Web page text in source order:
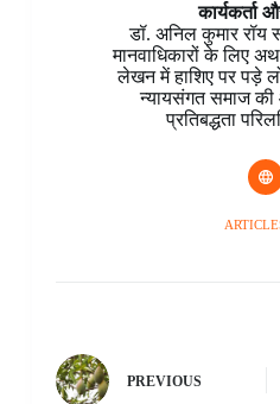
कार्यकर्ता
डॉ. अनिल कुमार रॉय
मानवाधिकारों के लिए
लेखन में हाशिए पर पड़े
न्यायसंगत समाज की
प्रतिबद्धता
PREVIOUS